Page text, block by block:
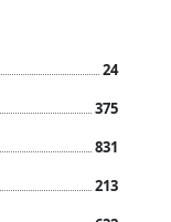
24
375
831
213